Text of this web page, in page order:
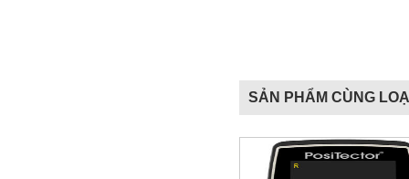
SẢN PHẨM CÙNG